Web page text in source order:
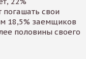
погашать свои
18,5% заемщиков
половины своего